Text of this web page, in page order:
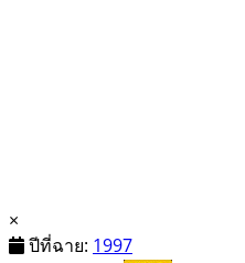
×
ปีที่ฉาย: 1997